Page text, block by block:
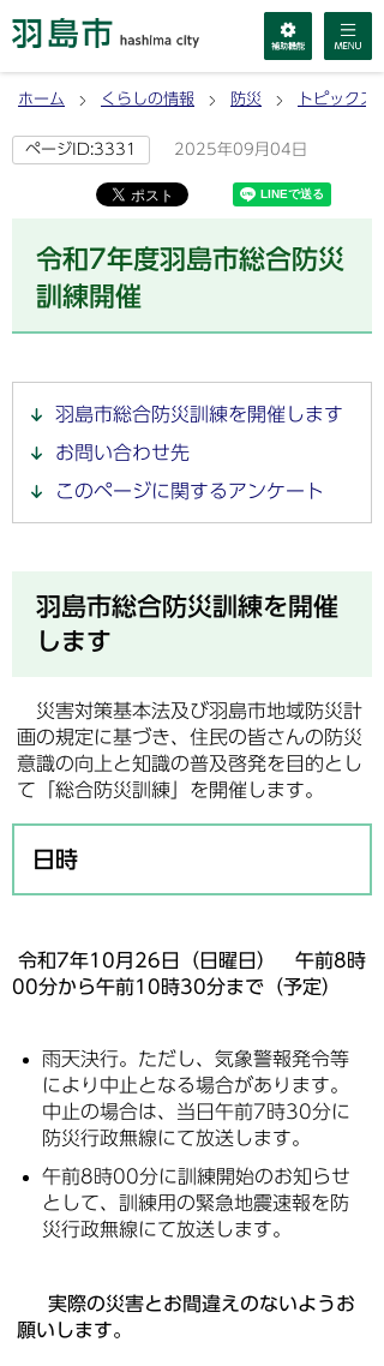
ホーム くらしの情報 防災 トピックス(
ページID:3331 2025年09月04日
令和7年度羽島市総合防災
訓練開催
羽島市総合防災訓練を開催します
お問い合わせ先
このページに関するアンケート
羽島市総合防災訓練を開催
します
災害対策基本法及び羽島市地域防災計
画の規定に基づき、住民の皆さんの防災
意識の向上と知識の普及啓発を目的とし
て「総合防災訓練」を開催します。
日時
令和7年10月26日（日曜日） 午前8時
00分から午前10時30分まで（予定）
雨天決行。ただし、気象警報発令等
により中止となる場合があります。
中止の場合は、当日午前7時30分に
防災行政無線にて放送します。
午前8時00分に訓練開始のお知らせ
として、訓練用の緊急地震速報を防
災行政無線にて放送します。
実際の災害とお間違えのないようお
願いします。